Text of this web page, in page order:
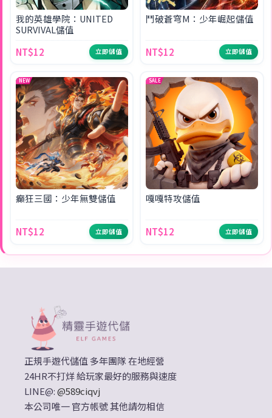
我的英雄學院：UNITED
SURVIVAL儲值
NT$12
立即儲值
鬥破蒼穹M：少年崛起儲值
NT$12 立即儲值
NEW
癲狂三國：少年無雙儲值
NT$12 立即儲值
SALE
嘎嘎特攻儲值
NT$12 立即儲值
正規手遊代儲值 多年團隊 在地經營
24HR不打烊 給玩家最好的服務與速度
LINE@:@589ciqvj
本公司唯一 官方帳號 其他請勿相信